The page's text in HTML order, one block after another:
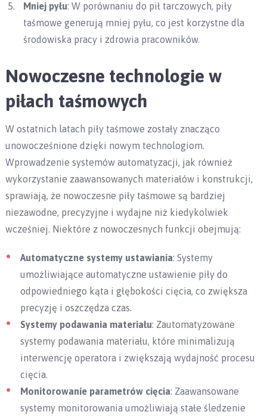
Mniej pyłu: W porównaniu do pił tarczowych, piły
taśmowe generują mniej pyłu, co jest korzystne dla
środowiska pracy i zdrowia pracowników.
Nowoczesne technologie w
piłach taśmowych
W ostatnich latach piły taśmowe zostały znacząco
unowocześnione dzięki nowym technologiom.
Wprowadzenie systemów automatyzacji, jak również
wykorzystanie zaawansowanych materiałów i konstrukcji,
sprawiają, że nowoczesne piły taśmowe są bardziej
niezawodne, precyzyjne i wydajne niż kiedykolwiek
wcześniej. Niektóre z nowoczesnych funkcji obejmują:
Automatyczne systemy ustawiania: Systemy
umożliwiające automatyczne ustawienie piły do
odpowiedniego kąta i głębokości cięcia, co zwiększa
precyzję i oszczędza czas.
Systemy podawania materiału: Zautomatyzowane
systemy podawania materiału, które minimalizują
interwencję operatora i zwiększają wydajność procesu
cięcia.
Monitorowanie parametrów cięcia: Zaawansowane
systemy monitorowania umożliwiają stałe śledzenie